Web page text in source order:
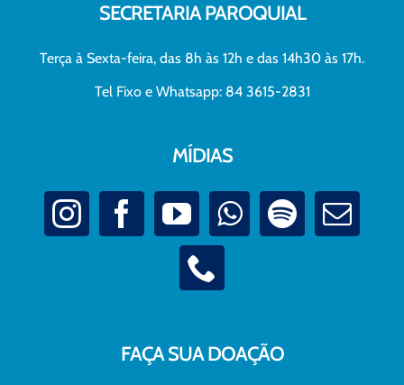
SECRETARIA PAROQUIAL
Terça à Sexta-feira, das 8h às 12h e das 14h30 às 17h.
Tel Fixo e Whatsapp: 84 3615-2831
MÍDIAS
FAÇA SUA DOAÇÃO